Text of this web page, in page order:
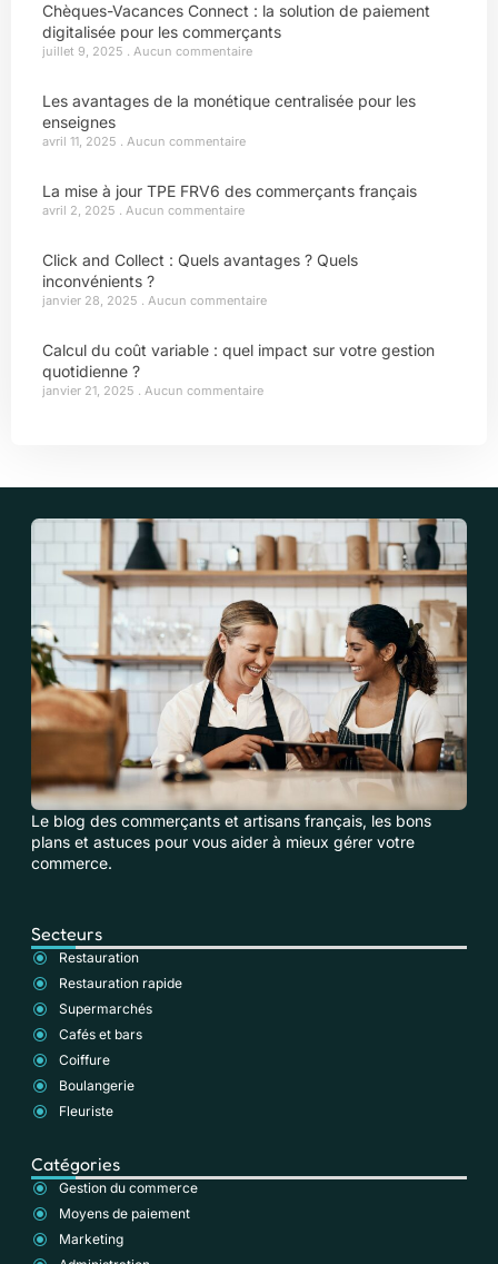
Chèques-Vacances Connect : la solution de paiement
digitalisée pour les commerçants
juillet 9, 2025 Aucun commentaire
Les avantages de la monétique centralisée pour les
enseignes
avril 11, 2025 Aucun commentaire
La mise à jour TPE FRV6 des commerçants français
avril 2, 2025 Aucun commentaire
Click and Collect : Quels avantages ? Quels
inconvénients ?
janvier 28, 2025 Aucun commentaire
Calcul du coût variable : quel impact sur votre gestion
quotidienne ?
janvier 21, 2025 Aucun commentaire
Le blog des commerçants et artisans français, les bons
plans et astuces pour vous aider à mieux gérer votre
commerce.
Secteurs
Restauration
Restauration rapide
Supermarchés
Cafés et bars
Coiffure
Boulangerie
Fleuriste
Catégories
Gestion du commerce
Moyens de paiement
Marketing